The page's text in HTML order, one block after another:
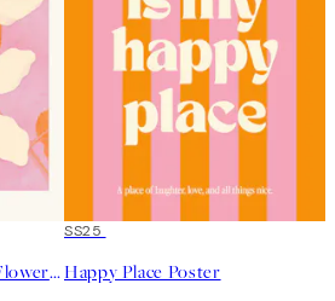
Sylvia Takken - Floating Flowers Poster
50%*
SS25
Happy Place Poster